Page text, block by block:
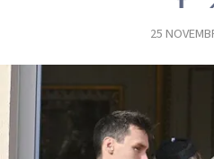
FOTO
CONCORSI
25